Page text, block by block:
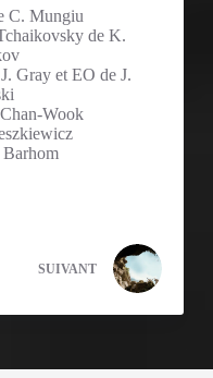
C. Mungiu
de K.
Gray et EO de J.
Wook
SUIVANT